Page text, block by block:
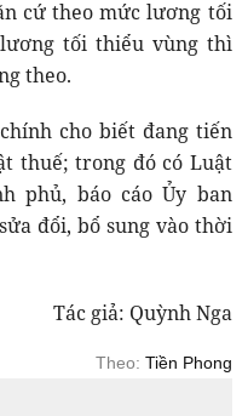
cứ theo mức lương tối
tối thiểu vùng thì
theo.
cho biết đang tiến
thuế; trong đó có Luật
phủ, báo cáo Ủy ban
đổi, bổ sung vào thời
Tác giả: Quỳnh Nga
Theo: Tiền Phong